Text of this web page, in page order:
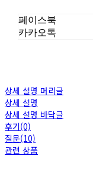
페이스북
카카오톡
상세 설명 머리글
상세 설명
상세 설명 바닥글
후기(0)
질문(10)
관련 상품